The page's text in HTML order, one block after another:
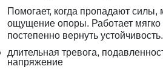
Помогает, когда пропадают силы,
ощущение опоры. Работает мягко
постепенно вернуть устойчивость.
длительная тревога,
напряжение